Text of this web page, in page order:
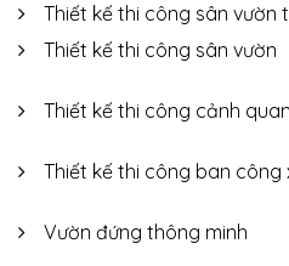
Thiết kế thi công sân vườn
Thiết kế thi công sân vườn
Thiết kế thi công cảnh
Thiết kế thi công ban công
Vườn đứng thông minh